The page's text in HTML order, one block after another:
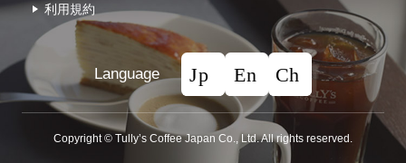
利⽤規約
Language
Copyright © Tullyʼs Coffee Japan Co., Ltd. All rights reserved.